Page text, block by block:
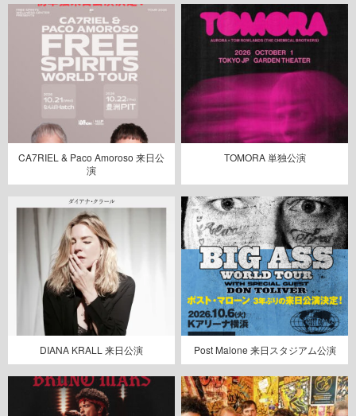
CA7RIEL & Paco Amoroso 来日公
演
TOMORA 単独公演
DIANA KRALL 来日公演 Post Malone 来日スタジアム公演